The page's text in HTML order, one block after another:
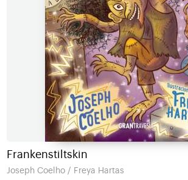
Frankenstiltskin
Joseph Coelho / Freya Hartas